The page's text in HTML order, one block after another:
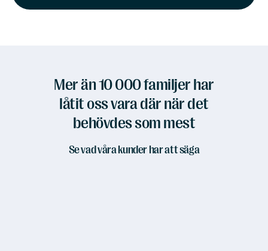
Mer än 10 000 familjer har
låtit oss vara där när det
behövdes som mest
Se vad våra kunder har att säga